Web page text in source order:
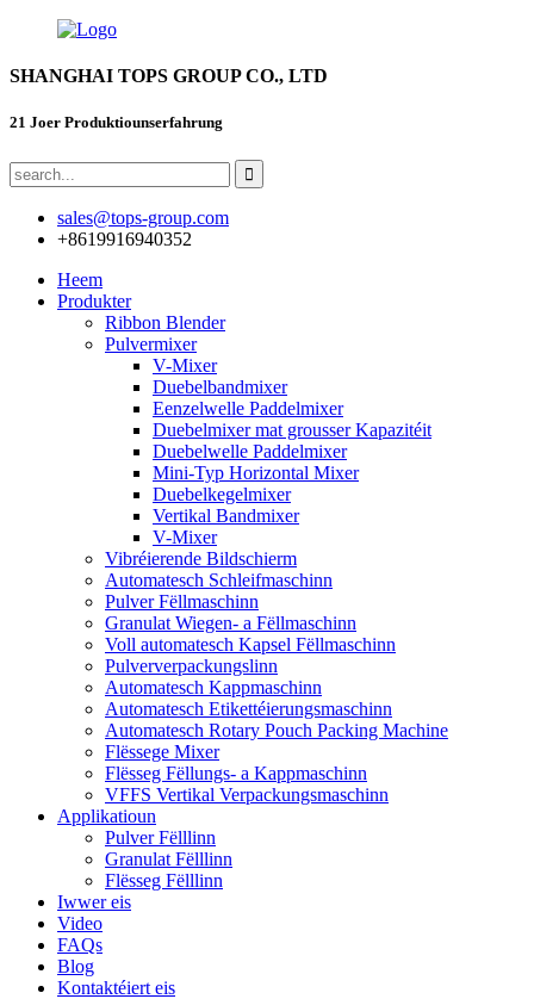
SHANGHAI TOPS GROUP CO., LTD
21 Joer Produktiounserfahrung
sales@tops-group.com
+8619916940352
Heem
Produkter
Ribbon Blender
Pulvermixer
V-Mixer
Duebelbandmixer
Eenzelwelle Paddelmixer
Duebelmixer mat grousser Kapazitéit
Duebelwelle Paddelmixer
Mini-Typ Horizontal Mixer
Duebelkegelmixer
Vertikal Bandmixer
V-Mixer
Vibréierende Bildschierm
Automatesch Schleifmaschinn
Pulver Fëllmaschinn
Granulat Wiegen- a Fëllmaschinn
Voll automatesch Kapsel Fëllmaschinn
Pulververpackungslinn
Automatesch Kappmaschinn
Automatesch Etikettéierungsmaschinn
Automatesch Rotary Pouch Packing Machine
Flëssege Mixer
Flësseg Fëllungs- a Kappmaschinn
VFFS Vertikal Verpackungsmaschinn
Applikatioun
Pulver Fëlllinn
Granulat Fëlllinn
Flësseg Fëlllinn
Iwwer eis
Video
FAQs
Blog
Kontaktéiert eis